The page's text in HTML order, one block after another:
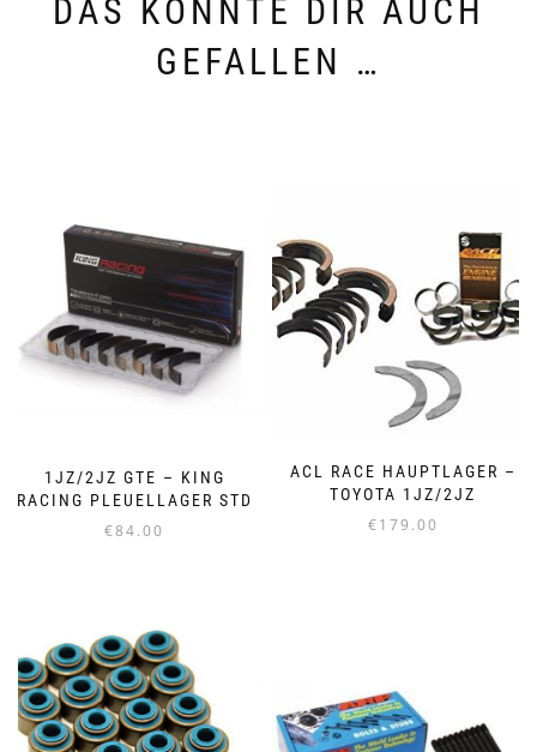
DAS KÖNNTE DIR AUCH
GEFALLEN …
1JZ/2JZ GTE – KING
RACING PLEUELLAGER STD
€84.00
ACL RACE HAUPTLAGER –
TOYOTA 1JZ/2JZ
€179.00
auf.
Die
Optionen